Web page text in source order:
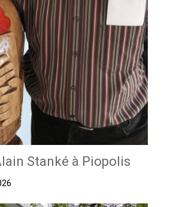
Stanké à Piopolis